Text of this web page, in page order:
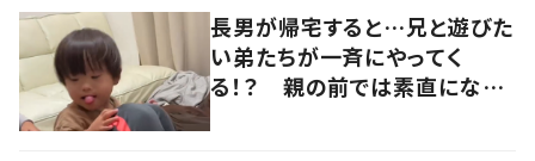
長男が帰宅すると…兄と遊びた
い弟たちが一斉にやってく
る！？ 親の前では素直になれ